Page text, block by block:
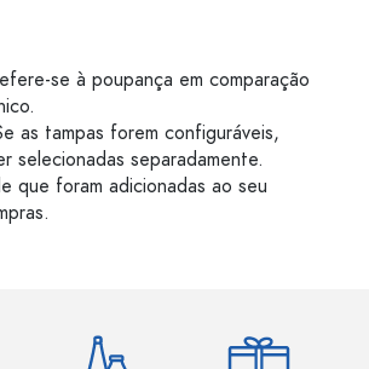
se à poupança em comparação
as tampas forem configuráveis,
selecionadas separadamente.
que foram adicionadas ao seu